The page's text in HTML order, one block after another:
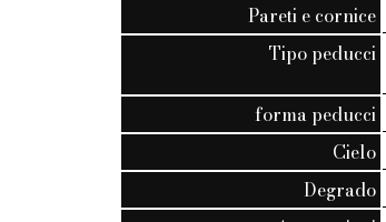
Pareti e cornice
Tipo peducci
forma peducci
Cielo
Degrado